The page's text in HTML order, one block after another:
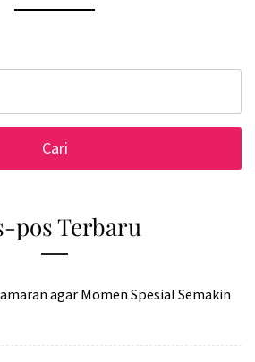
pos Terbaru
agar Momen Spesial Semakin